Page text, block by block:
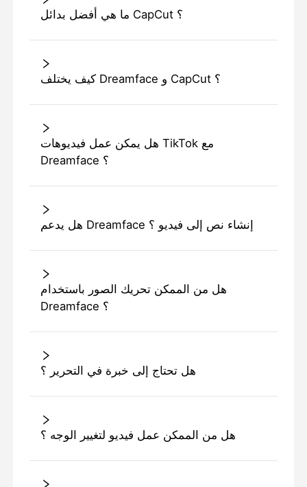
ما هي أفضل بدائل CapCut ؟
كيف يختلف Dreamface و CapCut ؟
هل يمكن عمل فيديوهات TikTok مع
Dreamface ؟
هل يدعم Dreamface إنشاء نص إلى فيديو ؟
هل من الممكن تحريك الصور باستخدام
Dreamface ؟
هل تحتاج إلى خبرة في التحرير ؟
هل من الممكن عمل فيديو لتغيير الوجه ؟